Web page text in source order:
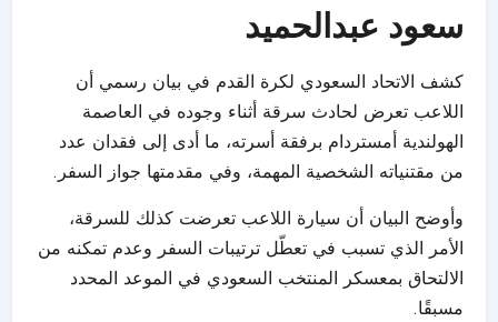
سعود عبدالحميد
كشف الاتحاد السعودي لكرة القدم في بيان رسمي أن
اللاعب تعرض لحادث سرقة أثناء وجوده في العاصمة
الهولندية أمستردام برفقة أسرته، ما أدى إلى فقدان عدد
من مقتنياته الشخصية المهمة، وفي مقدمتها جواز السفر.
وأوضح البيان أن سيارة اللاعب تعرضت كذلك للسرقة،
الأمر الذي تسبب في تعطّل ترتيبات السفر وعدم تمكنه من
الالتحاق بمعسكر المنتخب السعودي في الموعد المحدد
مسبقًا.